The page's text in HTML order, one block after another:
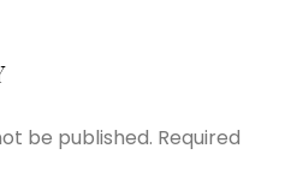
be published. Required